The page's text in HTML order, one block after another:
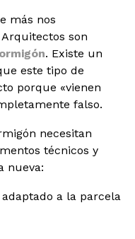
más nos
son
. Existe un
este tipo de
porque «vienen
falso.
necesitan
técnicos y
nueva:
a la parcela